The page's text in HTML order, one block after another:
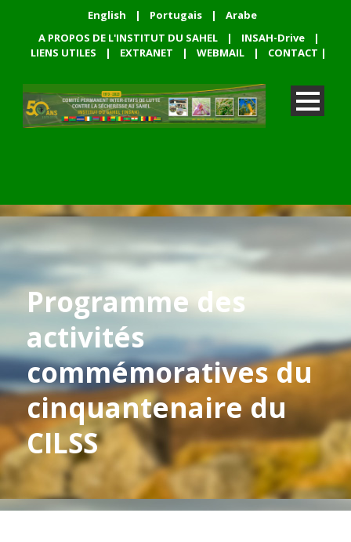
English | Portugais |
Arabe
A PROPOS DE L'INSTITUT DU SAHEL
| INSAH-Drive
|
LIENS UTILES
| EXTRANET | WEBMAIL | CONTACT |
Programme des
activités
commémoratives du
cinquantenaire du
CILSS